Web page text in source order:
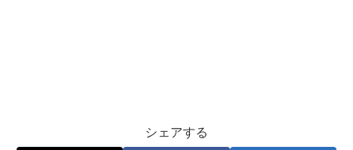
シェアする